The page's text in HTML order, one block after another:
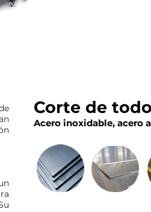
Corte de
Acero inoxidable, acero